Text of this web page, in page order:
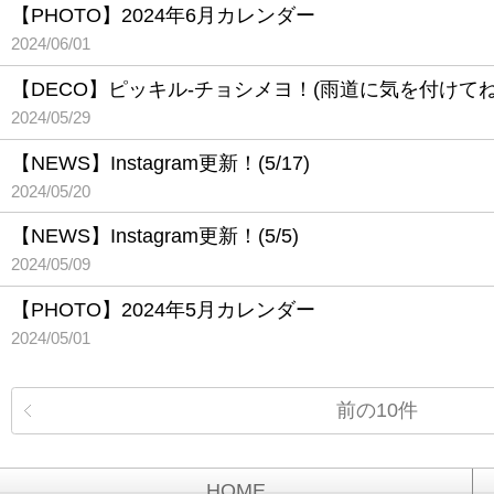
【PHOTO】2024年6月カレンダー
2024/06/01
【DECO】ピッキル-チョシメヨ！(雨道に気を付けて
2024/05/29
【NEWS】Instagram更新！(5/17)
2024/05/20
【NEWS】Instagram更新！(5/5)
2024/05/09
【PHOTO】2024年5月カレンダー
2024/05/01
前の10件